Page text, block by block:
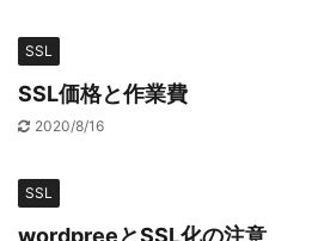
SSL
SSL価格と作業費
2020/8/16
SSL
wordpreeとSSL化の注意